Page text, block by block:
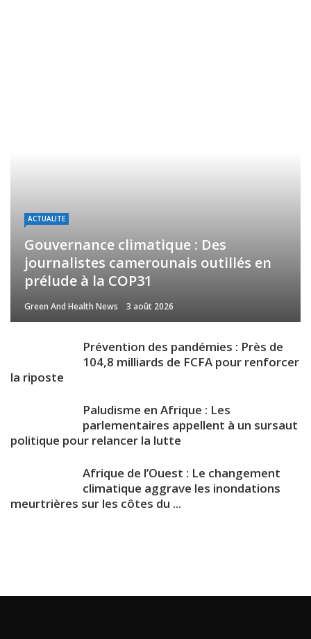
ACTUALITE
Gouvernance climatique : Des
journalistes camerounais outillés en
prélude à la COP31
Green And Health News 3 août 2026
Prévention des pandémies : Près de
104,8 milliards de FCFA pour renforcer
la riposte
Paludisme en Afrique : Les
parlementaires appellent à un sursaut
politique pour relancer la lutte
Afrique de l’Ouest : Le changement
climatique aggrave les inondations
meurtrières sur les côtes du ...